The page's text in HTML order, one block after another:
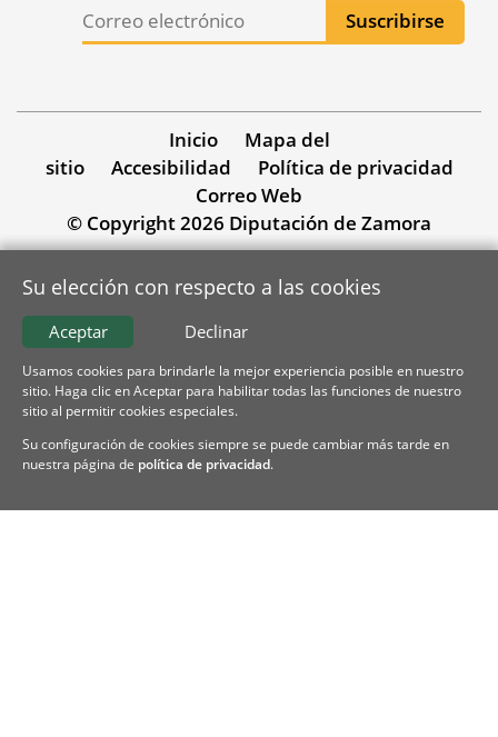
Inicio
Mapa del
sitio
Accesibilidad
Política de privacidad
Correo Web
© Copyright 2026 Diputación de Zamora
Su elección con respecto a las cookies
Declinar
Aceptar
Usamos cookies para brindarle la mejor experiencia posible en nuestro
sitio. Haga clic en Aceptar para habilitar todas las funciones de nuestro
sitio al permitir cookies especiales.
Su configuración de cookies siempre se puede cambiar más tarde en
nuestra página de política de privacidad.